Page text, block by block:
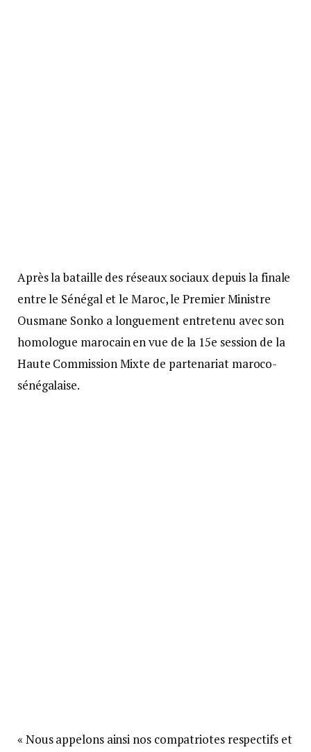
Après la bataille des réseaux sociaux depuis la finale
entre le Sénégal et le Maroc, le Premier Ministre
Ousmane Sonko a longuement entretenu avec son
homologue marocain en vue de la 15e session de la
Haute Commission Mixte de partenariat maroco-
sénégalaise.
« Nous appelons ainsi nos compatriotes respectifs et